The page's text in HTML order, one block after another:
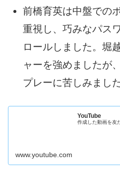
前橋育英は中盤での
重視し、巧みなパス
ロールしました。堀
ャーを強めましたが
プレーに苦しみました
YouTube
作成した動画を友
www.youtube.com